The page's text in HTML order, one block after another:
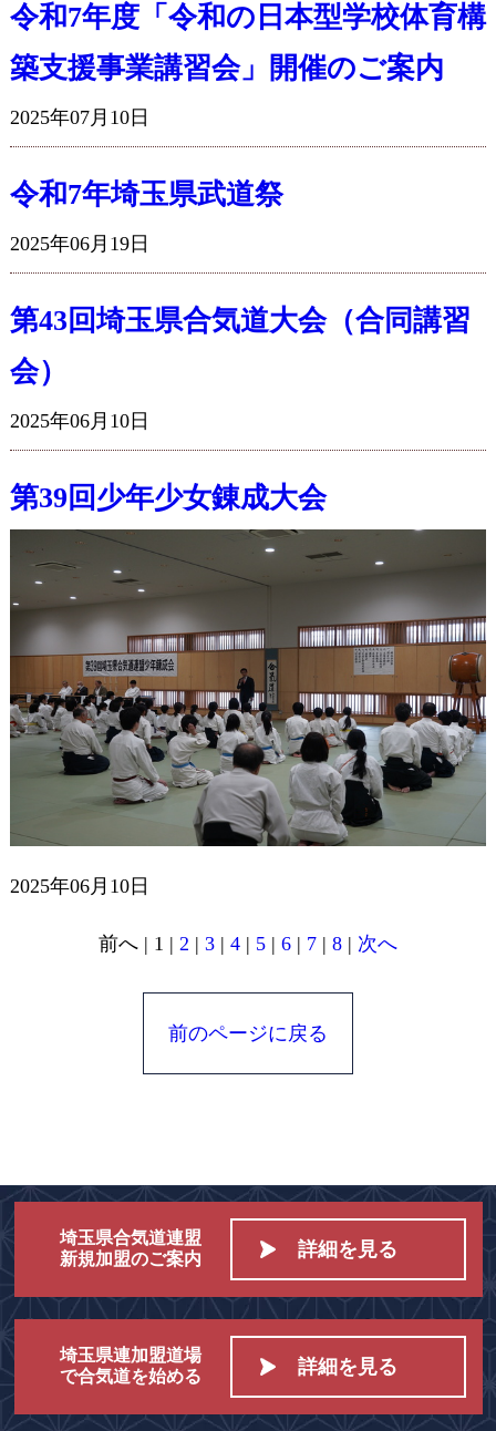
令和7年度「令和の日本型学校体育構
築支援事業講習会」開催のご案内
2025年07月10日
令和7年埼玉県武道祭
2025年06月19日
第43回埼玉県合気道大会（合同講習
会）
2025年06月10日
第39回少年少女錬成大会
2025年06月10日
前へ| 1 | 2 | 3| 4| 5| 6| 7| 8| 次へ
前のページに戻る
埼玉県合気道連盟
新規加盟のご案内
詳細を見る
埼玉県連加盟道場
で合気道を始める
詳細を見る